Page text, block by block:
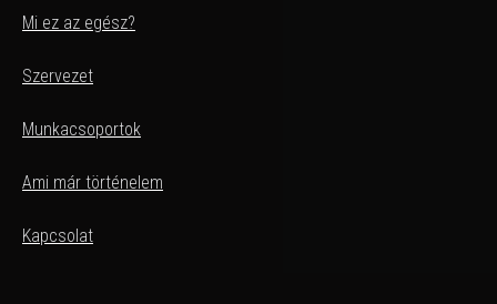
Mi ez az egész?
Szervezet
Munkacsoportok
Ami már történelem
Kapcsolat